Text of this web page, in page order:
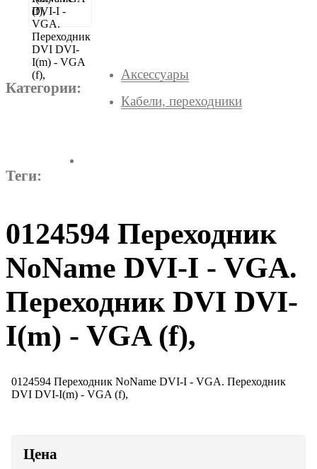
Категории:
Аксессуары
Кабели, переходники
Теги:
0124594 Переходник
NoName DVI-I - VGA.
Переходник DVI DVI-
I(m) - VGA (f),
0124594 Переходник NoName DVI-I - VGA. Переходник
DVI DVI-I(m) - VGA (f),
Цена